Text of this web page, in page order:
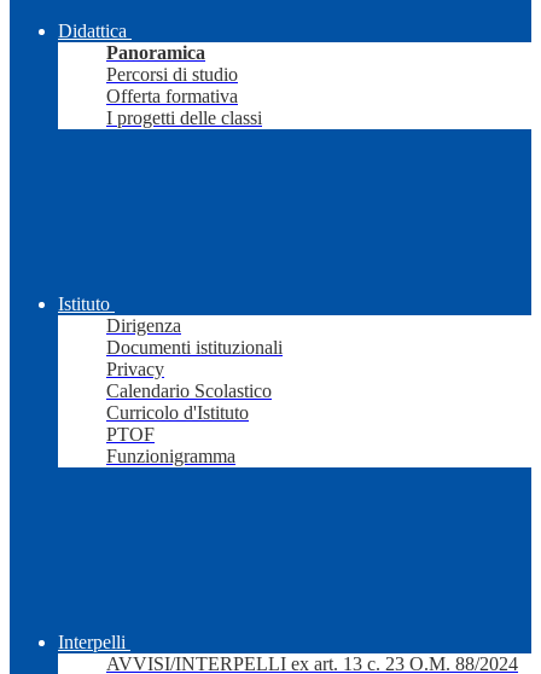
Didattica
Panoramica
Percorsi di studio
Offerta formativa
I progetti delle classi
Istituto
Dirigenza
Documenti istituzionali
Privacy
Calendario Scolastico
Curricolo d'Istituto
PTOF
Funzionigramma
Interpelli
AVVISI/INTERPELLI ex art. 13 c. 23 O.M. 88/2024